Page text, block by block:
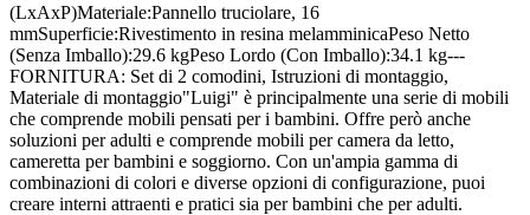
(LxAxP)Materiale:Pannello truciolare, 16
mmSuperficie:Rivestimento in resina melamminicaPeso Netto
(Senza Imballo):29.6 kgPeso Lordo (Con Imballo):34.1 kg---
FORNITURA: Set di 2 comodini, Istruzioni di montaggio,
Materiale di montaggio"Luigi" è principalmente una serie di mobili
che comprende mobili pensati per i bambini. Offre però anche
soluzioni per adulti e comprende mobili per camera da letto,
cameretta per bambini e soggiorno. Con un'ampia gamma di
combinazioni di colori e diverse opzioni di configurazione, puoi
creare interni attraenti e pratici sia per bambini che per adulti.